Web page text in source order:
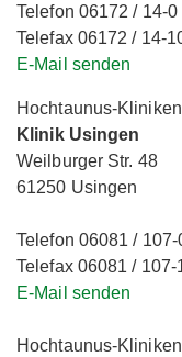
Telefon 06172 / 14-0
Telefax 06172 / 14-
E-Mail senden
Hochtaunus-
Klinik Usingen
Weilburger Str. 48
61250 Usingen
Telefon 06081 / 107-
Telefax 06081 / 107-
E-Mail senden
Hochtaunus-